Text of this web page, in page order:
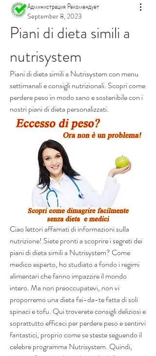
Администрация Рекомендует
September 8, 2023
Piani di dieta simili a
nutrisystem
Piani di dieta simili a Nutrisystem con menu
settimanali e consigli nutrizionali. Scopri come
perdere peso in modo sano e sostenibile con i
nostri piani di dieta personalizzati.
Ciao lettori affamati di informazioni sulla
nutrizione! Siete pronti a scoprire i segreti dei
piani di dieta simili a Nutrisystem? Come
medico esperto, ho studiato a fondo i regimi
alimentari che fanno impazzire il mondo
intero. Ma non preoccupatevi, non vi
proporremo una dieta fai-da-te fatta di soli
spinaci e tofu. Qui troverete consigli deliziosi e
soprattutto efficaci per perdere peso e sentirvi
fantastici, proprio come se steste seguendo il
celebre programma Nutrisystem. Quindi,